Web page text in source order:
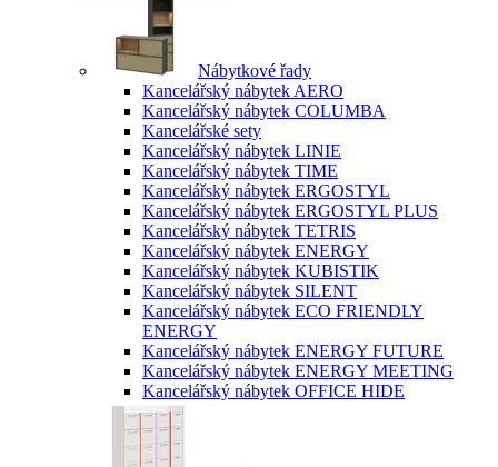
Nábytkové řady
Kancelářský nábytek AERO
Kancelářský nábytek COLUMBA
Kancelářské sety
Kancelářský nábytek LINIE
Kancelářský nábytek TIME
Kancelářský nábytek ERGOSTYL
Kancelářský nábytek ERGOSTYL PLUS
Kancelářský nábytek TETRIS
Kancelářský nábytek ENERGY
Kancelářský nábytek KUBISTIK
Kancelářský nábytek SILENT
Kancelářský nábytek ECO FRIENDLY
ENERGY
Kancelářský nábytek ENERGY FUTURE
Kancelářský nábytek ENERGY MEETING
Kancelářský nábytek OFFICE HIDE